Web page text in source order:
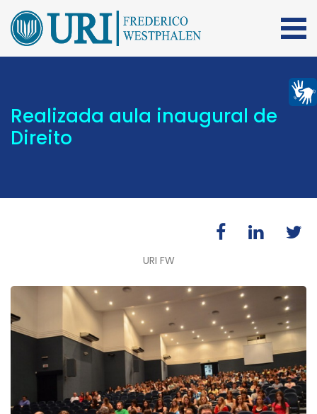
Realizada aula inaugural de
Direito
URI FW